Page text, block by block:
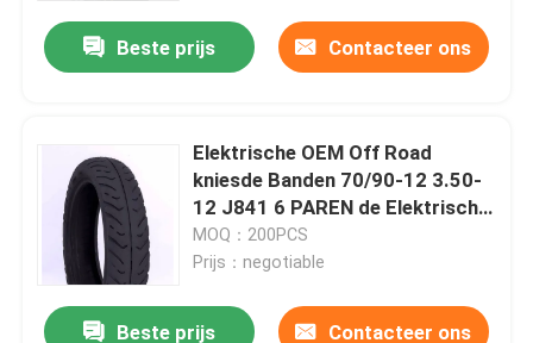
Beste prijs Contacteer ons
Elektrische OEM Off Road
kniesde Banden 70/90-12 3.50-
12 J841 6 PAREN de Elektrische
van de Autopedband
Vervangings
MOQ：200PCS
Prijs：negotiable
Beste prijs Contacteer ons